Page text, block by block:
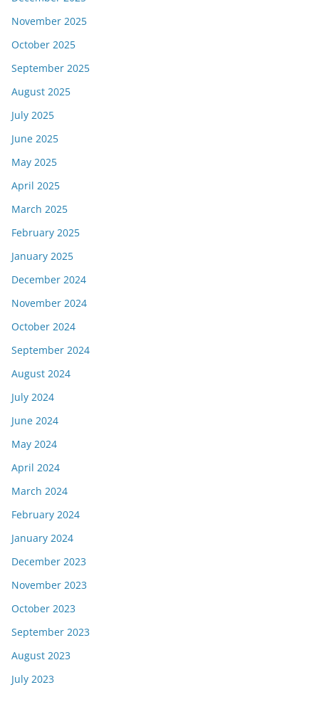
November 2025
October 2025
September 2025
August 2025
July 2025
June 2025
May 2025
April 2025
March 2025
February 2025
January 2025
December 2024
November 2024
October 2024
September 2024
August 2024
July 2024
June 2024
May 2024
April 2024
March 2024
February 2024
January 2024
December 2023
November 2023
October 2023
September 2023
August 2023
July 2023